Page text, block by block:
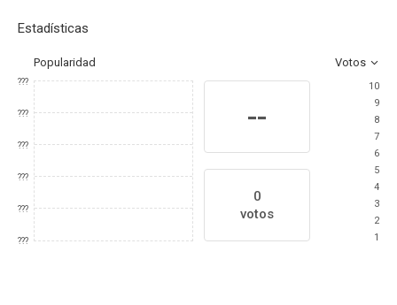
Estadísticas
Popularidad Votos
???
???
???
???
???
???
--
0
votos
10
9
8
7
6
5
4
3
2
1